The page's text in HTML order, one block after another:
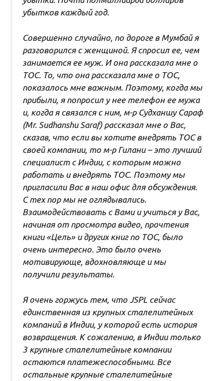
убытков каждый год.
Совершенно случайно, по дороге в Мумбай я
разговорился с женщиной. Я спросил ее, чем
занимается ее муж. И она рассказала мне о
ТОС. То, что она рассказала мне о ТОС,
показалось мне важным. Поэтому, когда мы
прибыли, я попросил у нее телефон ее мужа
и, когда я связался с ним, м-р Судханшу Сараф
(Mr. Sudhanshu Saraf) рассказал мне о Вас,
сказав, что если вы хотите внедрять ТОС в
своей компании, то м-р Гилани – это лучший
специалист с Индии, с которым можно
работать и внедрять ТОС. Поэтому мы
пригласили Вас в наш офис для обсуждения.
С тех пор мы не оглядывались.
Взаимодействовать с Вами и учиться у Вас,
начиная от просмотра видео, прочтения
книги «Цель» и других книг по ТОС, было
очень интересно. Это было очень
мотивирующе, вдохновляюще и мы
получили результаты.
Я очень горжусь тем, что JSPL сейчас
единственная из крупных сталелитейных
компаний в Индии, у которой есть история
возвращения. К сожалению, в Индии только
3 крупные сталелитейные компании
остаются платежеспособными. Все
остальные крупные сталелитейные